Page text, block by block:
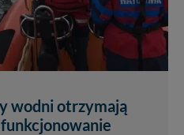
wodni otrzymają